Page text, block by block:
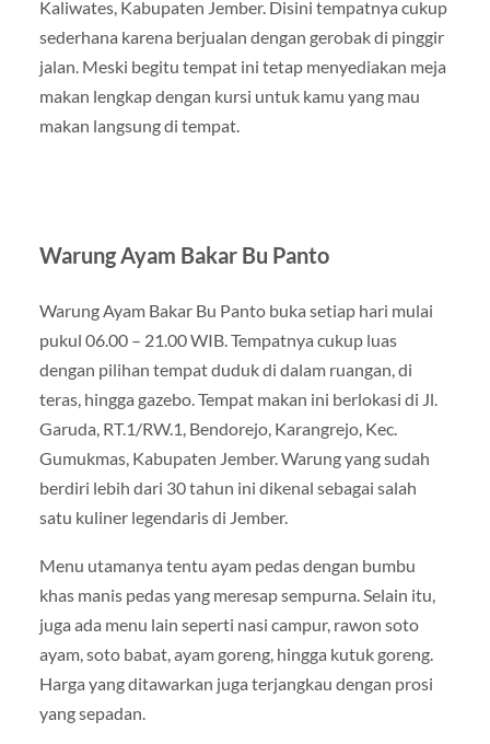
Kaliwates, Kabupaten Jember. Disini tempatnya cukup
sederhana karena berjualan dengan gerobak di pinggir
jalan. Meski begitu tempat ini tetap menyediakan meja
makan lengkap dengan kursi untuk kamu yang mau
makan langsung di tempat.
Warung Ayam Bakar Bu Panto
Warung Ayam Bakar Bu Panto buka setiap hari mulai
pukul 06.00 – 21.00 WIB. Tempatnya cukup luas
dengan pilihan tempat duduk di dalam ruangan, di
teras, hingga gazebo. Tempat makan ini berlokasi di Jl.
Garuda, RT.1/RW.1, Bendorejo, Karangrejo, Kec.
Gumukmas, Kabupaten Jember. Warung yang sudah
berdiri lebih dari 30 tahun ini dikenal sebagai salah
satu kuliner legendaris di Jember.
Menu utamanya tentu ayam pedas dengan bumbu
khas manis pedas yang meresap sempurna. Selain itu,
juga ada menu lain seperti nasi campur, rawon soto
ayam, soto babat, ayam goreng, hingga kutuk goreng.
Harga yang ditawarkan juga terjangkau dengan prosi
yang sepadan.